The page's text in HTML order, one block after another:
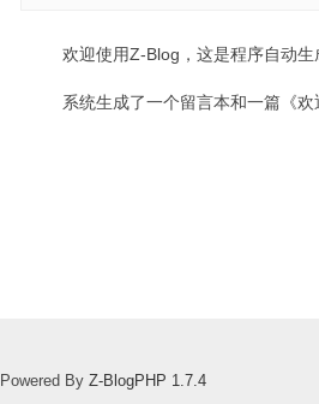
欢迎使用Z-Blog，这是程序自动
系统生成了一个留言本和一篇《
Powered By Z-BlogPHP 1.7.4